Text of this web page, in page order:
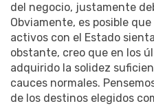
del negocio, justamente
Obviamente, es posible
activos con el Estado
obstante, creo que en los
adquirido la solidez
cauces normales.
de los destinos elegidos